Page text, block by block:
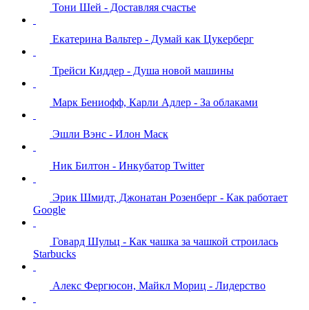
Тони Шей - Доставляя счастье
Екатерина Вальтер - Думай как Цукерберг
Трейси Киддер - Душа новой машины
Марк Бениофф, Карли Адлер - За облаками
Эшли Вэнс - Илон Маск
Ник Билтон - Инкубатор Twitter
Эрик Шмидт, Джонатан Розенберг - Как работает
Google
Говард Шульц - Как чашка за чашкой строилась
Starbucks
Алекс Фергюсон, Майкл Мориц - Лидерство